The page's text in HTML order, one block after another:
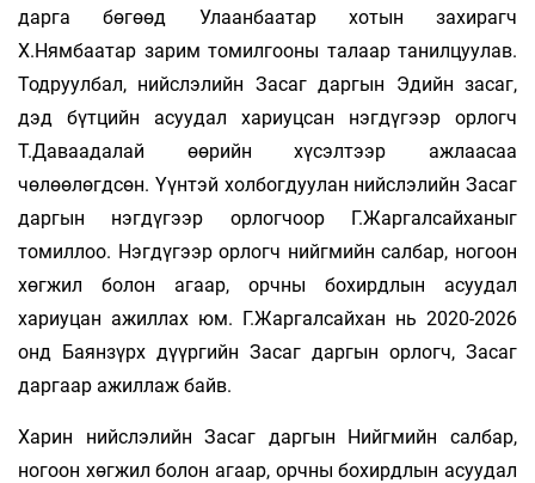
дарга бөгөөд Улаанбаатар хотын захирагч
Х.Нямбаатар зарим томилгооны талаар танилцуулав.
Тодруулбал, нийслэлийн Засаг даргын Эдийн засаг,
дэд бүтцийн асуудал хариуцсан нэгдүгээр орлогч
Т.Даваадалай өөрийн хүсэлтээр ажлаасаа
чөлөөлөгдсөн. Үүнтэй холбогдуулан нийслэлийн Засаг
даргын нэгдүгээр орлогчоор Г.Жаргалсайханыг
томиллоо. Нэгдүгээр орлогч нийгмийн салбар, ногоон
хөгжил болон агаар, орчны бохирдлын асуудал
хариуцан ажиллах юм. Г.Жаргалсайхан нь 2020-2026
онд Баянзүрх дүүргийн Засаг даргын орлогч, Засаг
даргаар ажиллаж байв.
Харин нийслэлийн Засаг даргын Нийгмийн салбар,
ногоон хөгжил болон агаар, орчны бохирдлын асуудал